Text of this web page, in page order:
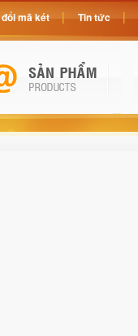
mã két Tin tức